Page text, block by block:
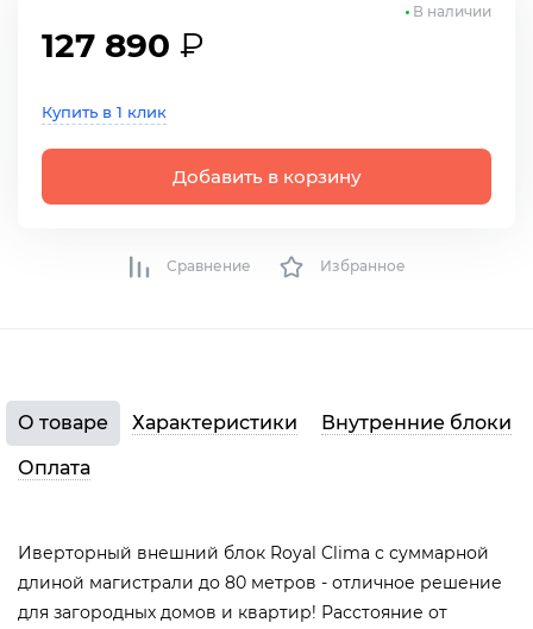
127 890 ₽
Купить в 1 клик
Добавить в корзину
В наличии
Сравнение Избранное
О товаре Характеристики
Внутренние блоки
Оплата
Иверторный внешний блок Royal Clima с суммарной
длиной магистрали до 80 метров - отличное решение
для загородных домов и квартир! Расстояние от